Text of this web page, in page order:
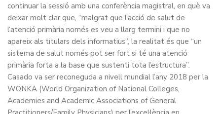
continuar la sessió amb una conferència magistral, en què va
deixar molt clar que, “malgrat que l’acció de salut de
l’atenció primària només es veu a llarg termini i que no
apareix als titulars dels informatius”, la realitat és que “un
sistema de salut només pot ser fort si té una atenció
primària forta a la base que sustenti tota l’estructura”.
Casado va ser reconeguda a nivell mundial l’any 2018 per la
WONKA (World Organization of National Colleges,
Academies and Academic Associations of General